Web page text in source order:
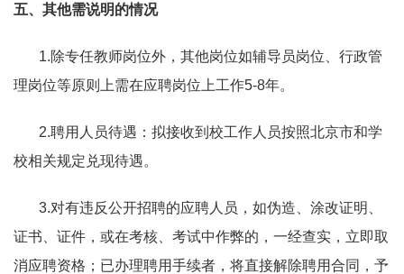
五、其他需说明的情况
1.除专任教师岗位外，其他岗位如辅导员岗位、行政管
理岗位等原则上需在应聘岗位上工作5-8年。
2.聘用人员待遇：拟接收到校工作人员按照北京市和学
校相关规定兑现待遇。
3.对有违反公开招聘的应聘人员，如伪造、涂改证明、
证书、证件，或在考核、考试中作弊的，一经查实，立即取
消应聘资格；已办理聘用手续者，将直接解除聘用合同，予